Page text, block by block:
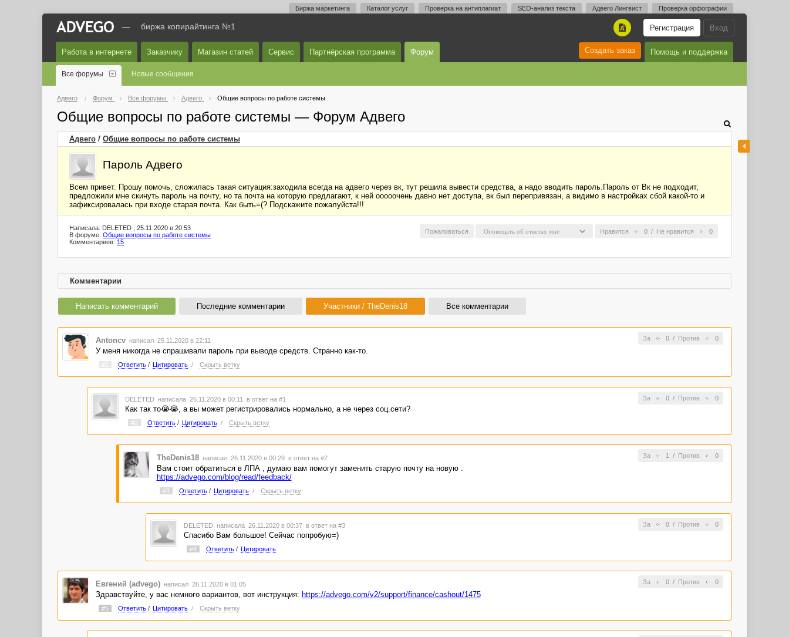
Биржа маркетинга Каталог услуг Проверка на антиплагиат SEO-анализ текста Адвего Лингвист Проверка орфографии
Вход
Регистрация
A
— биржа копирайтинга №1
Работа в интернете Заказчику Магазин статей Сервис Партнёрская программа Форум Помощь и поддержка
Создать заказ
Все форумы Новые сообщения
Адвего Форум Все форумы Адвего Общие вопросы по работе системы
Общие вопросы по работе системы — Форум Адвего
Адвего / Общие вопросы по работе системы
Пароль Адвего
Всем привет. Прошу помочь, сложилась такая ситуация:заходила всегда на адвего через вк, тут решила вывести средства, а надо вводить пароль.Пароль от Вк не подходит,
предложили мне скинуть пароль на почту, но та почта на которую предлагают, к ней ооооочень давно нет доступа, вк был перепривязан, а видимо в настройках сбой какой-то и
зафиксировалась при входе старая почта. Как быть=(? Подскажите пожалуйста!!!
Нравится 0 / Не нравится 0
Пожаловаться
Написала: DELETED , 25.11.2020 в 20:53
В форуме: Общие вопросы по работе системы
Комментариев: 15
Комментарии
Написать комментарий Последние комментарии Участники / TheDenis18 Все комментарии
За 0/ Против 0
Antoncv написал 25.11.2020 в 22:11
У меня никогда не спрашивали пароль при выводе средств. Странно как-то.
Ответить/ Цитировать / Скрыть ветку
За 0/ Против 0
DELETED написала 26.11.2020 в 00:11 в ответ на #1
Как так то😭😭, а вы может регистрировались нормально, а не через соц.сети?
#2 Ответить/ Цитировать / Скрыть ветку
За 1 / Против 0
TheDenis18 написал 26.11.2020 в 00:28 в ответ на #2
Вам стоит обратиться в ЛПА , думаю вам помогут заменить старую почту на новую .
https://advego.com/blog/read/feedback/
#3 Ответить/ Цитировать / Скрыть ветку
За 0/ Против 0
DELETED написала 26.11.2020 в 00:37 в ответ на #3
Спасибо Вам большое! Сейчас попробую=)
#4 Ответить/ Цитировать
За 0/ Против 0
Евгений (advego) написал 26.11.2020 в 01:05
Здравствуйте, у вас немного вариантов, вот инструкция: https://advego.com/v2/support/finance/cashout/1475
#5 Ответить/ Цитировать / Скрыть ветку